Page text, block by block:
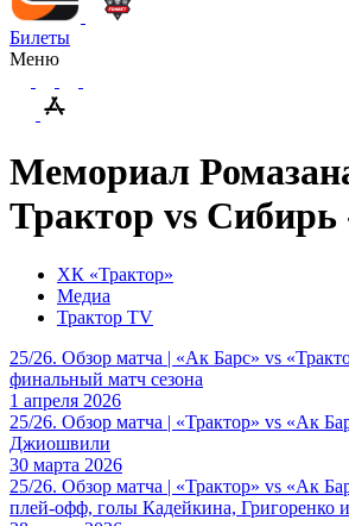
Билеты
Меню
Мемориал
Трактор vs Сибирь
ХК «Трактор»
Медиа
Трактор TV
25/26. Обзор матча | «Ак Барс» vs
финальный матч сезона
1 апреля 2026
25/26. Обзор матча | «Трактор» vs «Ак
Джиошвили
30 марта 2026
25/26. Обзор матча | «Трактор» vs «Ак
плей-офф, голы Кадейкина, Григоренко